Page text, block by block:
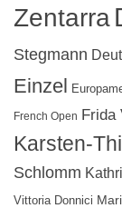
Zentarra
Stegmann
Einzel
French Open Frida
Karsten-
Schlomm
Vittoria Donnici